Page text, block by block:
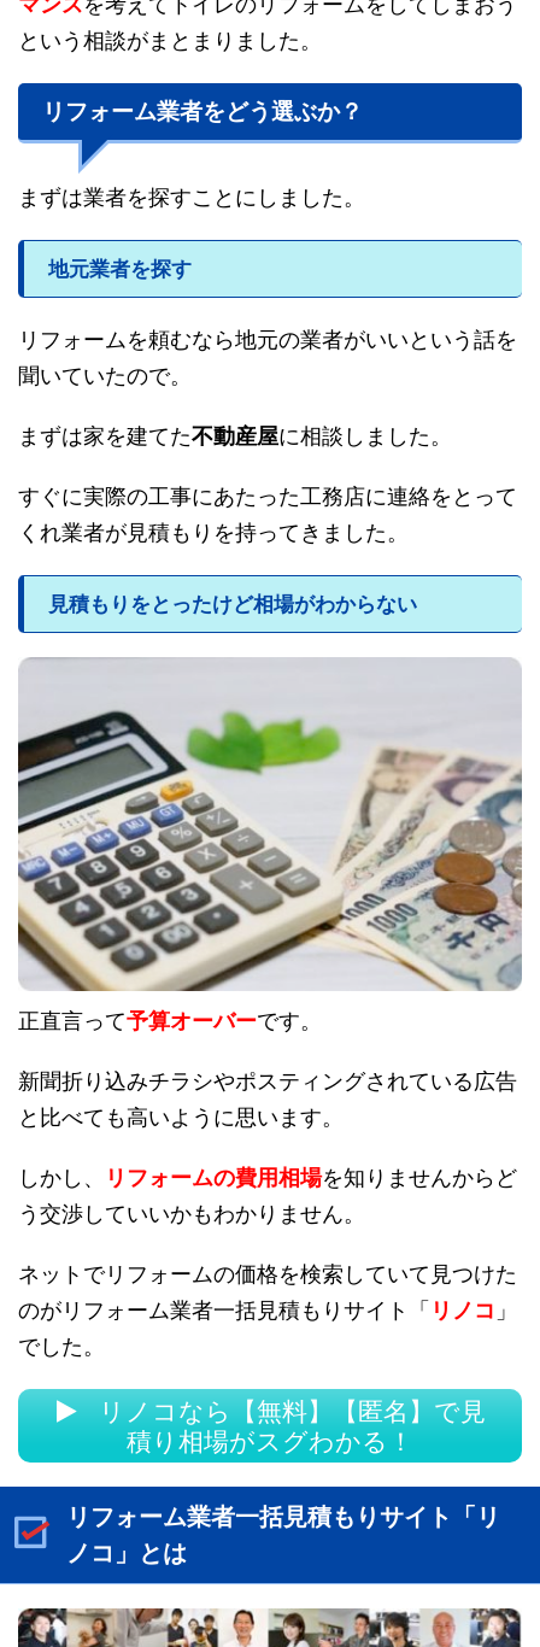
という相談がまとまりました。
リフォーム業者をどう選ぶか？
まずは業者を探すことにしました。
地元業者を探す
リフォームを頼むなら地元の業者がいいという話を
聞いていたので。
まずは家を建てた不動産屋に相談しました。
すぐに実際の工事にあたった工務店に連絡をとって
くれ業者が見積もりを持ってきました。
見積もりをとったけど相場がわからない
正直言って予算オーバーです。
新聞折り込みチラシやポスティングされている広告
と比べても高いように思います。
しかし、 リフォームの費用相場を知りませんからど
う交渉していいかもわかりません。
ネットでリフォームの価格を検索していて見つけた
のがリフォーム業者一括見積もりサイト「 リノコ 」
でした。
リノコなら【無料】【匿名】で見
積り相場がスグわかる！
リフォーム業者一括見積もりサイト「リ
ノコ」とは